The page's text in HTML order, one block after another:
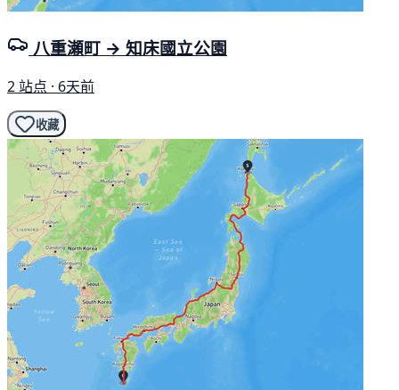
八重瀬町 → 知床國立公園
2 站点 · 6天前
收藏